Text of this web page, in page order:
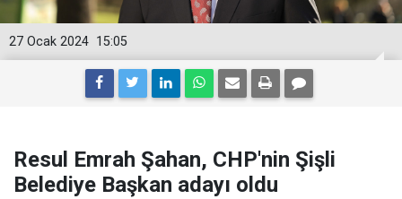
15:05
27 Ocak 2024
Resul Emrah Şahan, CHP'nin Şişli
Belediye Başkan adayı oldu